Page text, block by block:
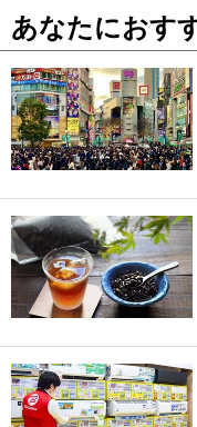
あなたにおす